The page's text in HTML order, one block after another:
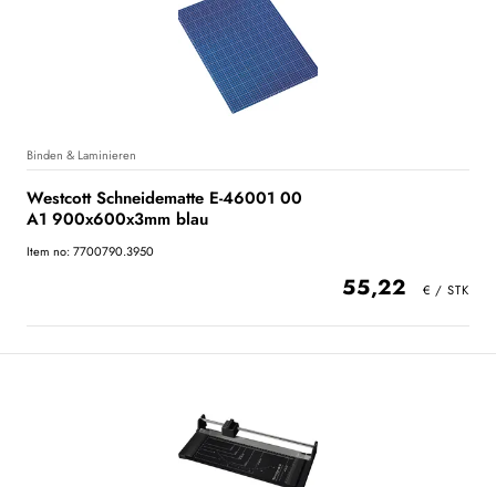
Binden & Laminieren
Westcott Schneidematte E-46001 00
A1 900x600x3mm blau
Item no: 7700790.3950
55,22